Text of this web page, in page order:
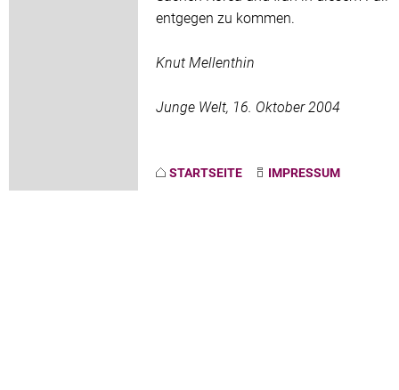
entgegen zu kommen.
Knut Mellenthin
Junge Welt, 16. Oktober 2004
STARTSEITE IMPRESSUM